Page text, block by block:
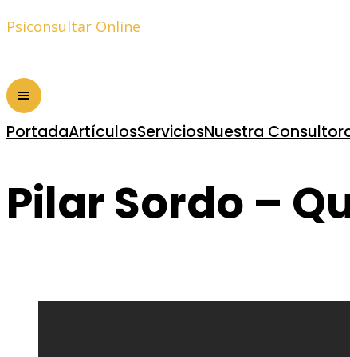
Psiconsultar Online
PortadaArtículosServiciosNuestra
Pilar Sordo –